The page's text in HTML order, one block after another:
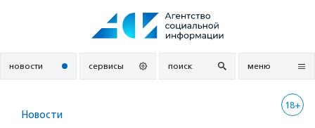
новости сервисы поиск меню
18+
Новости